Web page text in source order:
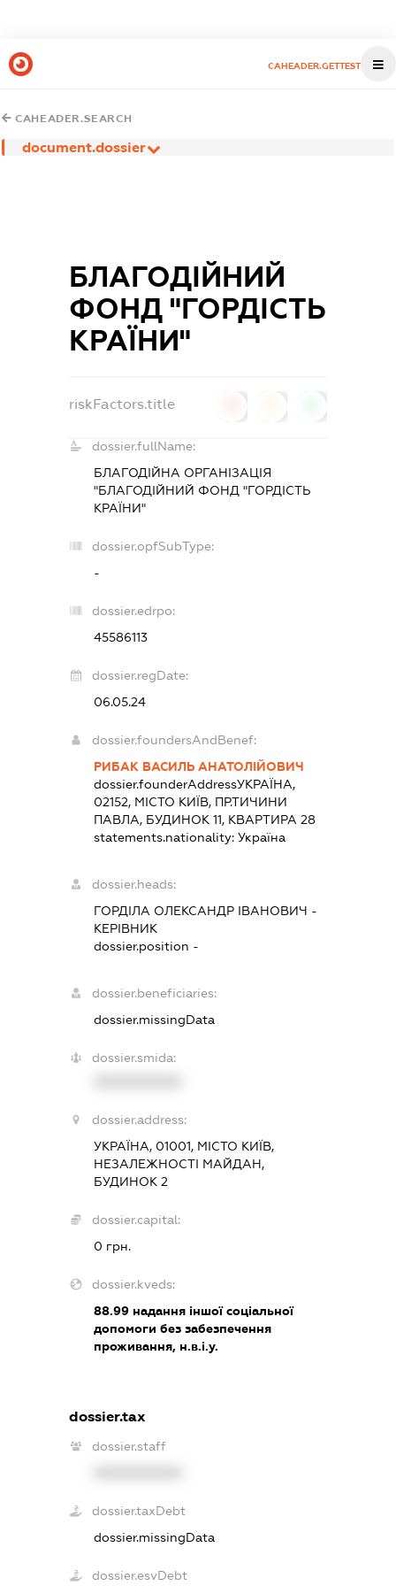
CAHEADER.GETTEST
CAHEADER.SEARCH
document.dossier
БЛАГОДІЙНИЙ
ФОНД "ГОРДІСТЬ
КРАЇНИ"
riskFactors.title
dossier.fullName:
БЛАГОДІЙНА ОРГАНІЗАЦІЯ
"БЛАГОДІЙНИЙ ФОНД "ГОРДІСТЬ
КРАЇНИ"
dossier.opfSubType:
-
dossier.edrpo:
45586113
dossier.regDate:
06.05.24
dossier.foundersAndBenef:
РИБАК ВАСИЛЬ АНАТОЛІЙОВИЧ
dossier.founderAddressУКРАЇНА,
02152, МІСТО КИЇВ, ПР.ТИЧИНИ
ПАВЛА, БУДИНОК 11, КВАРТИРА 28
statements.nationality:Україна
dossier.heads:
ГОРДІЛА ОЛЕКСАНДР ІВАНОВИЧ -
КЕРІВНИК
dossier.position -
dossier.beneficiaries:
dossier.missingData
dossier.smida:
dossier.address:
УКРАЇНА, 01001, МІСТО КИЇВ,
НЕЗАЛЕЖНОСТІ МАЙДАН,
БУДИНОК 2
dossier.capital:
0 грн.
dossier.kveds:
88.99 надання іншої соціальної
допомоги без забезпечення
проживання, н.в.і.у.
dossier.tax
dossier.staff
dossier.taxDebt
dossier.missingData
dossier.esvDebt